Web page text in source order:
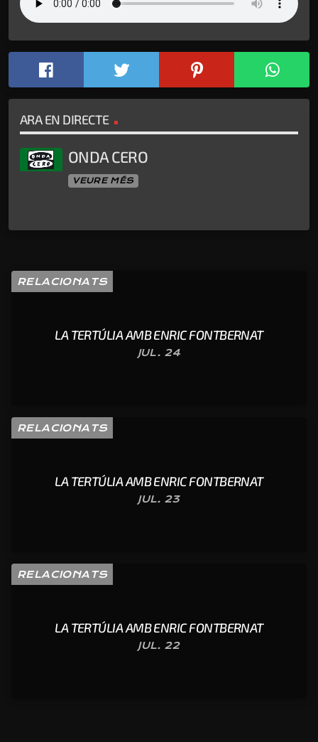
ARA EN DIRECTE
ONDA CERO
VEURE MÉS
RELACIONATS
LA TERTÚLIA AMB ENRIC FONTBERNAT
JUL. 24
RELACIONATS
LA TERTÚLIA AMB ENRIC FONTBERNAT
JUL. 23
RELACIONATS
LA TERTÚLIA AMB ENRIC FONTBERNAT
JUL. 22